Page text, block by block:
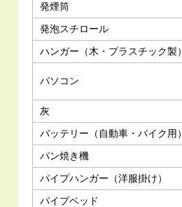
発煙筒
発泡スチロール
ハンガー（木・プラスチック製）
パソコン
灰
バッテリー（自動車・バイク用）
パン焼き機
パイプハンガー（洋服掛け）
パイプベッド